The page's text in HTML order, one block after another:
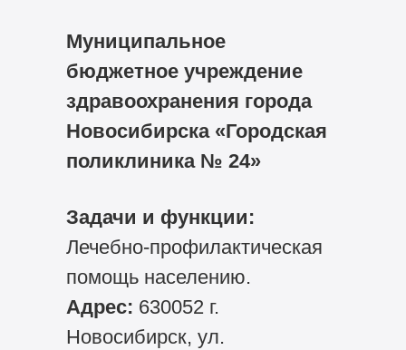
Муниципальное
бюджетное учреждение
здравоохранения города
Новосибирска «Городская
поликлиника № 24»
Задачи и функции:
Лечебно-профилактическая
помощь населению.
Адрес: 630052 г.
Новосибирск, ул.